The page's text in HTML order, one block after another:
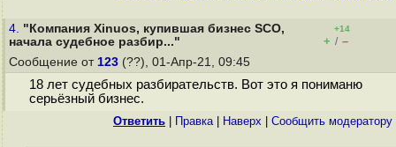
4. "Компания Xinuos, купившая бизнес SCO,
начала судебное разбир..."
+14
+ / –
Сообщение от 123 (??), 01-Апр-21, 09:45
18 лет судебных разбирательств. Вот это я пониманю
серьёзный бизнес.
Ответить Правка| Наверх Cообщить модератору